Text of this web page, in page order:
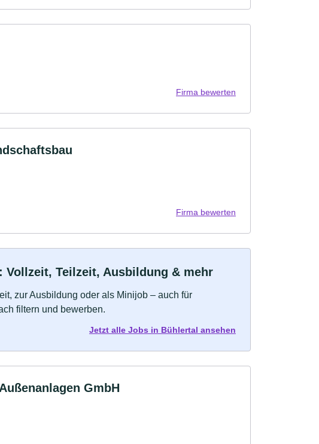
Firma bewerten
Firma bewerten
Teilzeit, Ausbildung & mehr
zur Ausbildung oder als Minijob – auch für
filtern und bewerben.
Jetzt alle Jobs in Bühlertal ansehen
GmbH